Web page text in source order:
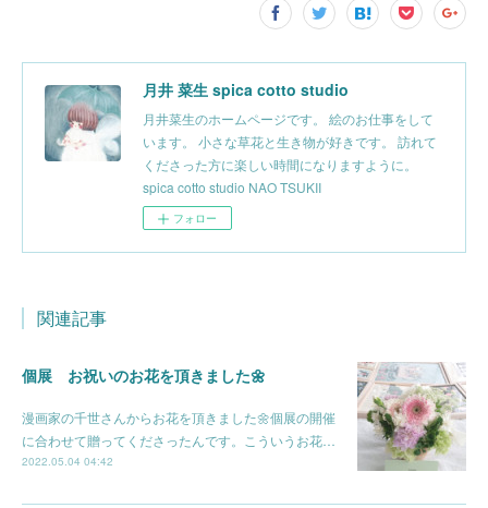
月井 菜生 spica cotto studio
月井菜生のホームページです。 絵のお仕事をして
います。 小さな草花と生き物が好きです。 訪れて
くださった方に楽しい時間になりますように。
spica cotto studio NAO TSUKII
フォロー
関連記事
個展 お祝いのお花を頂きました🌼
漫画家の千世さんからお花を頂きました🌼個展の開催
に合わせて贈ってくださったんです。こういうお花…
2022.05.04 04:42